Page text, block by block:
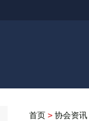
首页 > 协会资讯